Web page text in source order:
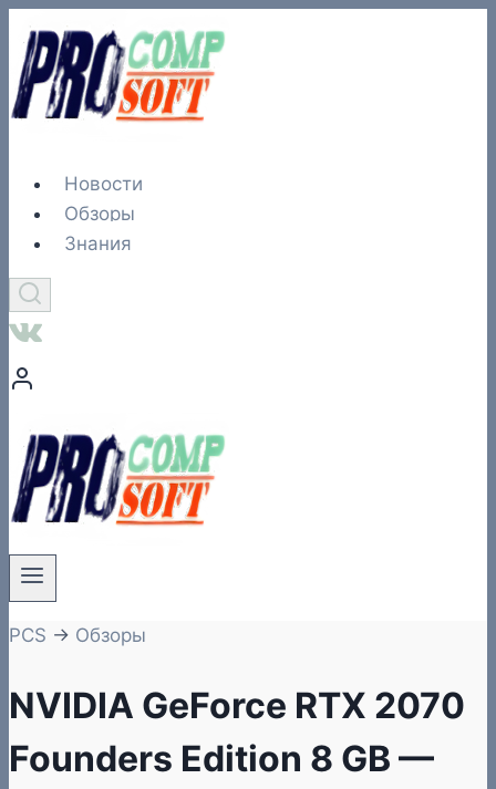
Перейти
содержимому
Новости
Обзоры
Знания
PCS → Обзоры
NVIDIA GeForce RTX 2070
Founders Edition 8 GB —